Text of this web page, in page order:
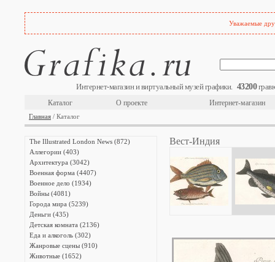
Уважаемые
Интернет-магазин и виртуальный музей графики. 43200
Каталог О проекте Интернет-магазин
Главная / Каталог
The Illustrated London News (872)
Аллегории (403)
Архитектура (3042)
Военная форма (4407)
Военное дело (1934)
Войны (4081)
Города мира (5239)
Деньги (435)
Детская комната (2136)
Еда и алкоголь (302)
Жанровые сцены (910)
Животные (1652)
Вест-Индия